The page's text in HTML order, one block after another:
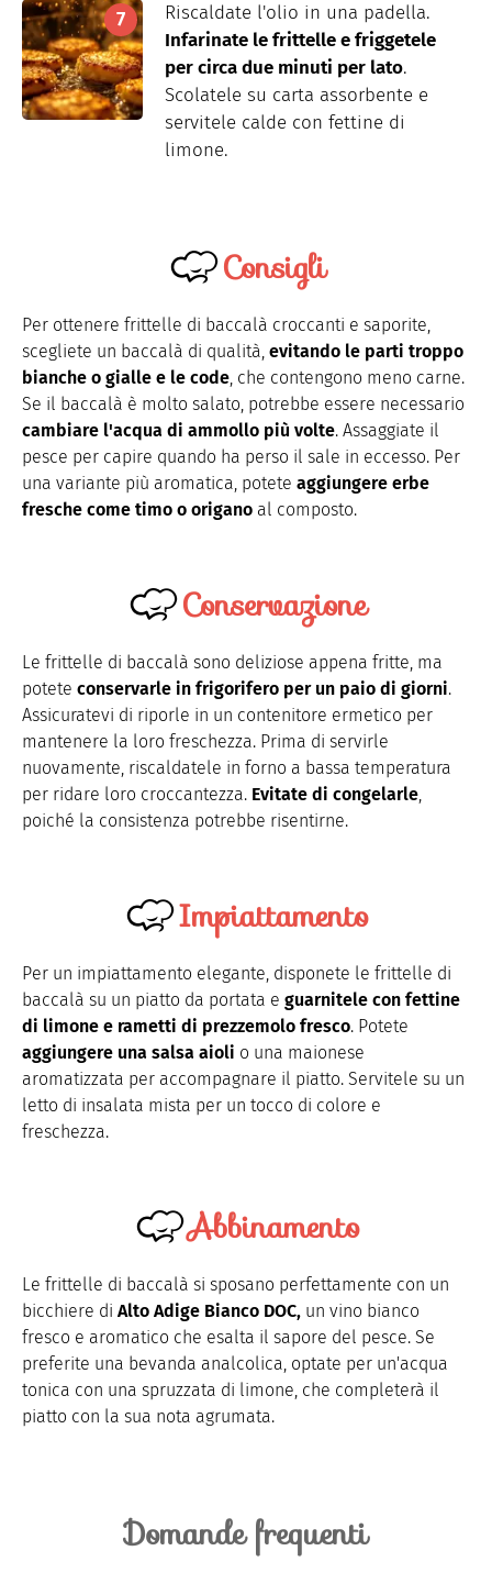
Riscaldate l'olio in una padella.
Infarinate le frittelle e friggetele
per circa due minuti per lato.
Scolatele su carta assorbente e
servitele calde con fettine di
limone.
Consigli
Per ottenere frittelle di baccalà croccanti e saporite,
scegliete un baccalà di qualità, evitando le parti troppo
bianche o gialle e le code, che contengono meno carne.
Se il baccalà è molto salato, potrebbe essere necessario
cambiare l'acqua di ammollo più volte. Assaggiate il
pesce per capire quando ha perso il sale in eccesso. Per
una variante più aromatica, potete aggiungere erbe
fresche come timo o origano al composto.
Conservazione
Le frittelle di baccalà sono deliziose appena fritte, ma
potete conservarle in frigorifero per un paio di giorni.
Assicuratevi di riporle in un contenitore ermetico per
mantenere la loro freschezza. Prima di servirle
nuovamente, riscaldatele in forno a bassa temperatura
per ridare loro croccantezza. Evitate di congelarle,
poiché la consistenza potrebbe risentirne.
Impiattamento
Per un impiattamento elegante, disponete le frittelle di
baccalà su un piatto da portata e guarnitele con fettine
di limone e rametti di prezzemolo fresco. Potete
aggiungere una salsa aioli o una maionese
aromatizzata per accompagnare il piatto. Servitele su un
letto di insalata mista per un tocco di colore e
freschezza.
Abbinamento
Le frittelle di baccalà si sposano perfettamente con un
bicchiere di Alto Adige Bianco DOC, un vino bianco
fresco e aromatico che esalta il sapore del pesce. Se
preferite una bevanda analcolica, optate per un'acqua
tonica con una spruzzata di limone, che completerà il
piatto con la sua nota agrumata.
Domande frequenti